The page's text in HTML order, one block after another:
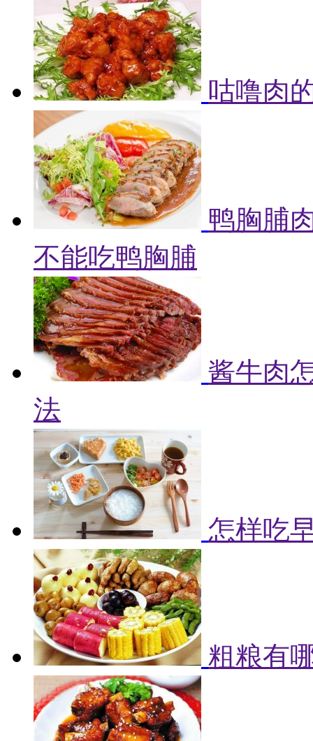
咕噜肉
鸭胸脯
不能吃鸭胸脯
酱牛肉
法
怎样吃
粗粮有